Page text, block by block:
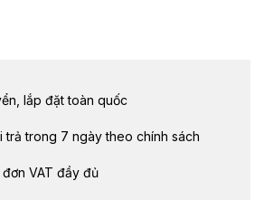
lắp đặt toàn quốc
trả trong 7 ngày theo chính sách
VAT đầy đủ